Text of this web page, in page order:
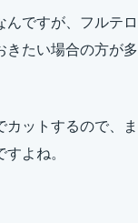
ですが、フルテロ
きたい場合の方が多
ットするので、ま
よね。